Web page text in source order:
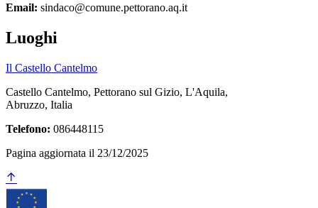
Email: sindaco@comune.pettorano.aq.it
Luoghi
Il Castello Cantelmo
Castello Cantelmo, Pettorano sul Gizio, L'Aquila,
Abruzzo, Italia
Telefono: 086448115
Pagina aggiornata il 23/12/2025